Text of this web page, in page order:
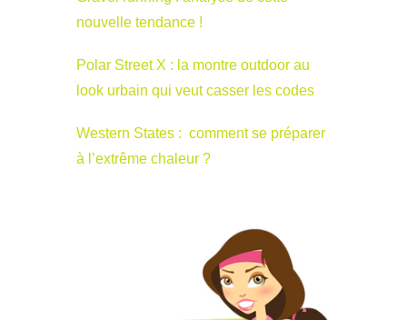
nouvelle tendance !
Polar Street X : la montre outdoor au
look urbain qui veut casser les codes
Western States : comment se préparer
à l’extrême chaleur ?